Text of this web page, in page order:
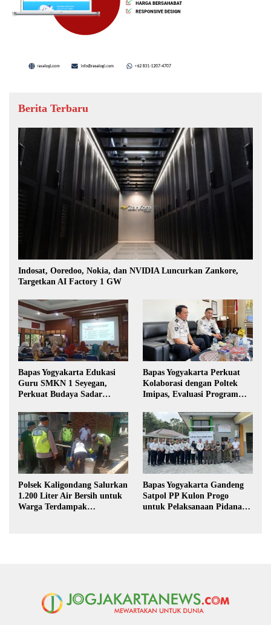
Berita Terbaru
Indosat, Ooredoo, Nokia, dan NVIDIA Luncurkan Zankore,
Targetkan AI Factory 1 GW
Bapas Yogyakarta Edukasi
Guru SMKN 1 Seyegan,
Perkuat Budaya Sadar
Bapas Yogyakarta Perkuat
Kolaborasi dengan Poltek
Imipas, Evaluasi Program
Polsek Kaligondang Salurkan
1.200 Liter Air Bersih untuk
Warga Terdampak
Bapas Yogyakarta Gandeng
Satpol PP Kulon Progo
untuk Pelaksanaan Pidana